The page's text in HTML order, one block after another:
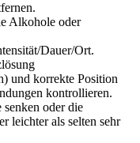
Alkohole ‌oder
Dauer/Ort.
und ‍korrekte Position
kontrollieren.
senken oder⁣ die
leichter als selten sehr